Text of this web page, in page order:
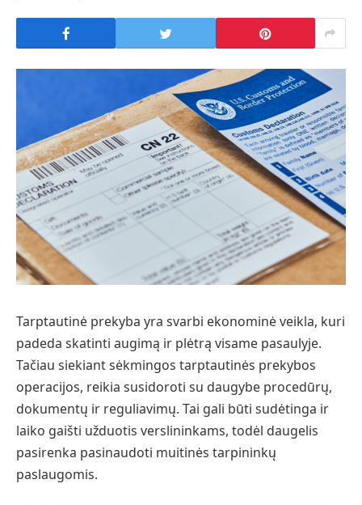
Tarptautinė prekyba yra svarbi ekonominė veikla, kuri
padeda skatinti augimą ir plėtrą visame pasaulyje.
Tačiau siekiant sėkmingos tarptautinės prekybos
operacijos, reikia susidoroti su daugybe procedūrų,
dokumentų ir reguliavimų. Tai gali būti sudėtinga ir
laiko gaišti užduotis verslininkams, todėl daugelis
pasirenka pasinaudoti muitinės tarpininkų
paslaugomis.